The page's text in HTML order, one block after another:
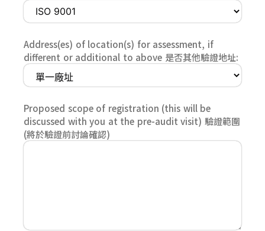
Address(es) of location(s) for assessment, if
different or additional to above 是否其他驗證地址:
Proposed scope of registration (this will be
discussed with you at the pre-audit visit) 驗證範圍
(將於驗證前討論確認)